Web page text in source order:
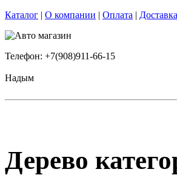
Каталог | О компании | Оплата | Доставка
Телефон: +7(908)911-66-15
Надым
Дерево